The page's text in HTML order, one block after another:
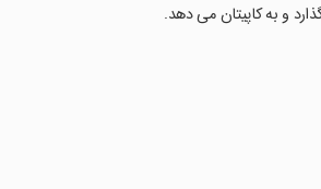
و به کاپیتان می دهد.